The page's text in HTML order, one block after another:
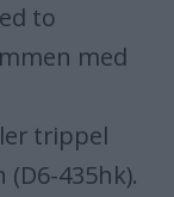
to
med
trippel
435hk).